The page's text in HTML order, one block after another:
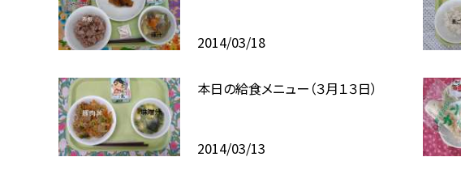
2014/03/18
本日の給食メニュー（３月１３日）
2014/03/13